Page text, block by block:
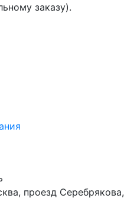
заказу).
проезд Серебрякова,